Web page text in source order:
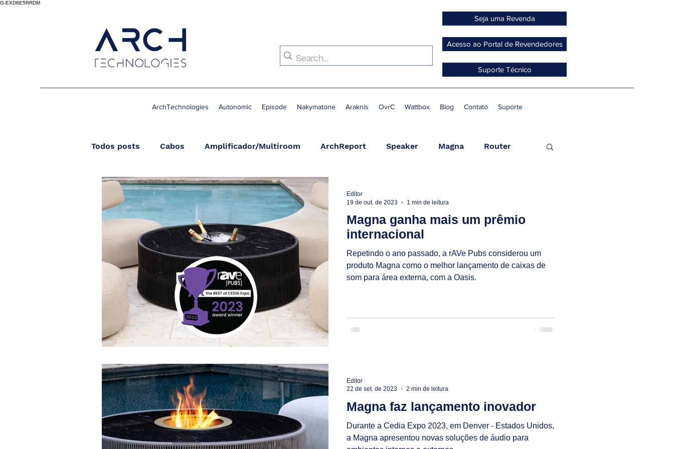
G-EXD8E5RRDM
Seja uma Revenda
Acesso ao Portal de Revendedores
Suporte Técnico
ArchTechnologies Autonomic Episode Nakymatone Araknis OvrC Wattbox Blog Contato Suporte
Todos posts Cabos Amplificador/Multiroom ArchReport Speaker Magna Router
Streamer Wireless Condicionador de Energia
Magna ganha mais um prêmio
internacional
Repetindo o ano passado, a rAVe Pubs considerou um
produto Magna como o melhor lançamento de caixas de
som para área externa, com a Oasis.
Editor
19 de out. de 2023
1 min de leitura
Magna faz lançamento inovador
Durante a Cedia Expo 2023, em Denver - Estados Unidos,
a Magna apresentou novas soluções de áudio para
Editor
22 de set. de 2023
2 min de leitura